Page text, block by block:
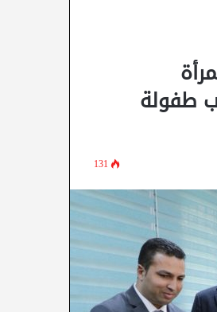
نواتات مكتبات بـ107 مركّب طفولة
131